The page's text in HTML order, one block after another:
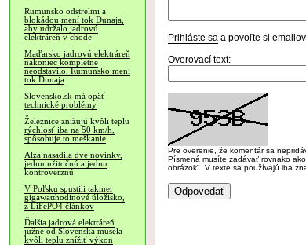
Rumunsko odstrelmi a
blokádou mení tok Dunaja,
aby udržalo jadrovú
elektráreň v chode
Maďarsko jadrovú elektráreň
nakoniec kompletne
neodstavilo, Rumunsko mení
tok Dunaja
Slovensko.sk má opäť
technické problémy
Železnice znižujú kvôli teplu
rýchlosť iba na 50 km/h,
spôsobuje to meškanie
Alza nasadila dve novinky,
jednu užitočnú a jednu
kontroverznú
V Poľsku spustili takmer
gigawatthodinové úložisko,
z LiFePO4 článkov
Ďalšia jadrová elektráreň
južne od Slovenska musela
kvôli teplu znížiť výkon
Prihláste sa a povoľte si
Overovací text:
Pre overenie, že komentár sa
Písmená musíte zadávať rovnako
obrázok". V texte sa používajú iba